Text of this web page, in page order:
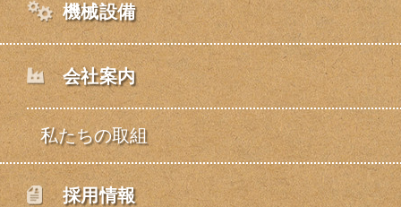
機械設備
会社案内
私たちの取組
採用情報